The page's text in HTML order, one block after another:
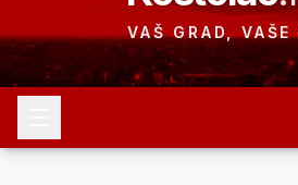
VAŠ GRAD,